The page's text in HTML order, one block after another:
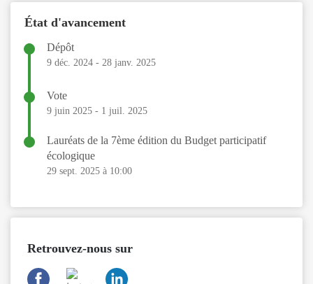
État d'avancement
Dépôt
9 déc. 2024 - 28 janv. 2025
Vote
9 juin 2025 - 1 juil. 2025
Lauréats de la 7ème édition du Budget participatif
écologique
29 sept. 2025 à 10:00
Retrouvez-nous sur